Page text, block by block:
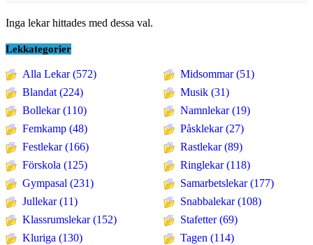
Inga lekar hittades med dessa val.
Lekkategorier
Alla Lekar (572)
Blandat (224)
Bollekar (110)
Femkamp (48)
Festlekar (166)
Förskola (125)
Gympasal (231)
Jullekar (11)
Klassrumslekar (152)
Kluriga (130)
Midsommar (51)
Musik (31)
Namnlekar (19)
Påsklekar (27)
Rastlekar (89)
Ringlekar (118)
Samarbetslekar (177)
Snabbalekar (108)
Stafetter (69)
Tagen (114)